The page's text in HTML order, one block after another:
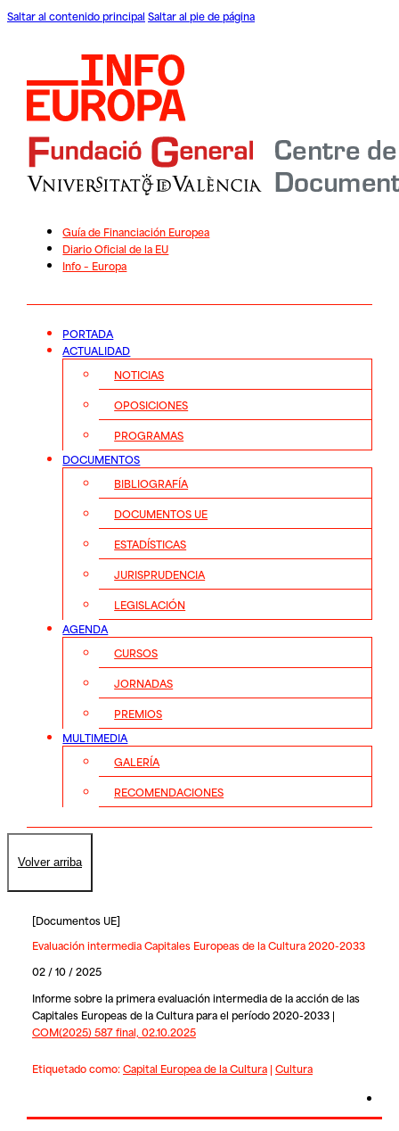
Saltar al contenido principal Saltar al pie de página
Guía de Financiación Europea
Diario Oficial de la EU
Info – Europa
PORTADA
ACTUALIDAD
NOTICIAS
OPOSICIONES
PROGRAMAS
DOCUMENTOS
BIBLIOGRAFÍA
DOCUMENTOS UE
ESTADÍSTICAS
JURISPRUDENCIA
LEGISLACIÓN
AGENDA
CURSOS
JORNADAS
PREMIOS
MULTIMEDIA
GALERÍA
RECOMENDACIONES
Volver arriba
[Documentos UE]
Evaluación intermedia Capitales Europeas de la Cultura 2020-2033
02 / 10 / 2025
Informe sobre la primera evaluación intermedia de la acción de las
Capitales Europeas de la Cultura para el período 2020-2033 |
COM(2025) 587 final, 02.10.2025
Etiquetado como:Capital Europea de la Cultura| Cultura